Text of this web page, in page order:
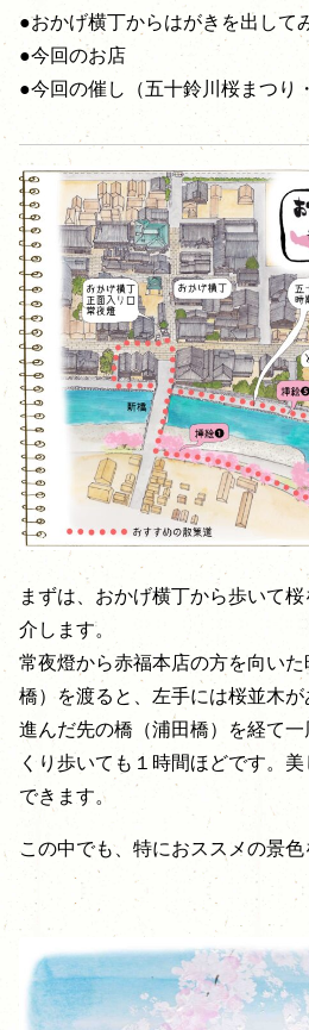
●おかげ横丁からはがきを出して
●今回のお店
●今回の催し（五十鈴川桜まつり
まずは、おかげ横丁から歩いて
介します。
常夜燈から赤福本店の方を向い
橋）を渡ると、左手には桜並木
進んだ先の橋（浦田橋）を経て
くり歩いても１時間ほどです。
できます。
この中でも、特におススメの景色